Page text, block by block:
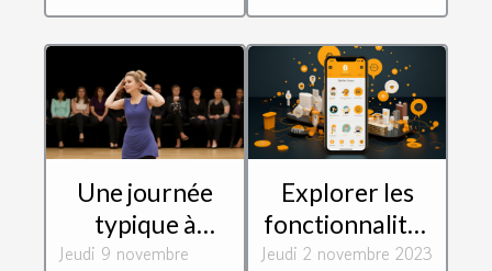
Une journée
typique à
l'école de
Jeudi 9 novembre
Explorer les
fonctionnalités
de Botnation
Jeudi 2 novembre 2023